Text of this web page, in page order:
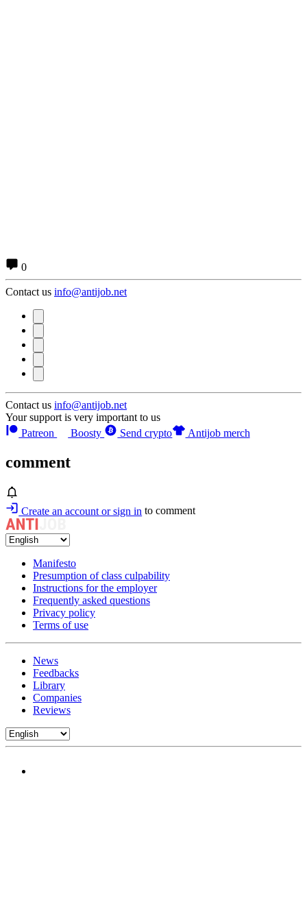
0
Contact us info@antijob.net
Contact us info@antijob.net
Your support is very important to us
Patreon
Boosty Send crypto Antijob merch
comment
Create an account or sign in to comment
Manifesto
Presumption of class culpability
Instructions for the employer
Frequently asked questions
Privacy policy
Terms of use
News
Feedbacks
Library
Companies
Reviews